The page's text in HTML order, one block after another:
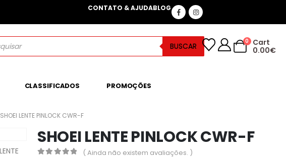
CONTATO & AJUDABLOG
BUSCAR
0
Cart
0.00€
CLASSIFICADOS PROMOÇÕES
SHOEI LENTE PINLOCK CWR-F
SHOEI LENTE PINLOCK CWR-F
( Ainda não existem avaliações. )